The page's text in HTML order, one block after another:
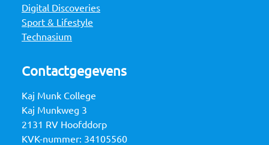
Digital Discoveries
Sport & Lifestyle
Technasium
Contactgegevens
Kaj Munk College
Kaj Munkweg 3
2131 RV Hoofddorp
KVK-nummer: 34105560